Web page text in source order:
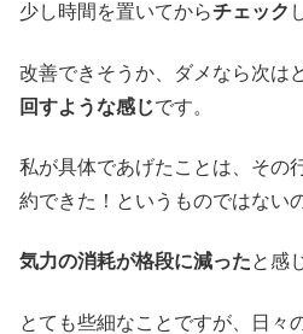
少し時間を置いてからチェック
改善できそうか、ダメなら次は
回すような感じです。
私が具体であげたことは、その
約できた！というものではない
気力の消耗が格段に減ったと感
とても些細なことですが、日々